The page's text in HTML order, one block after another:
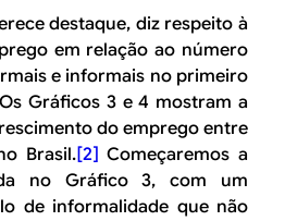
destaque, diz respeito à
em relação ao número
e informais no primeiro
Gráficos 3 e 4 mostram a
do emprego entre
Brasil.[2] Começaremos a
no Gráfico 3, com um
de informalidade que não